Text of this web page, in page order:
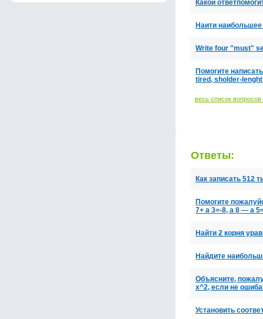
Какой
Наити наибольшее
Write four "must"
Помогите
tired, sholder-
весь список вопросов
Ответы:
Как записать 512
Помогите
7+ а 3=-8, а 8 — а
Найти 2 корня
Найдите
Объясните,
х^2, если не
Установить